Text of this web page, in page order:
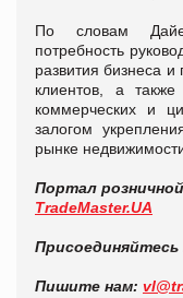
По словам
потребность
развития бизнеса
клиентов, а
коммерческих и
залогом
рынке
Портал
TradeMaster.UA
Присоединяйтесь
Пишите нам: